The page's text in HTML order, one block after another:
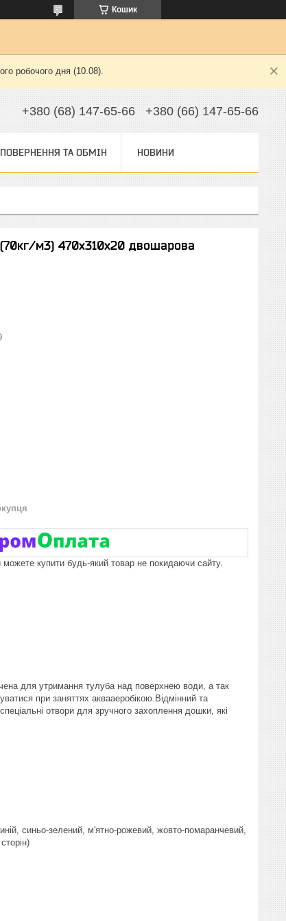
Кошик
робочого дня (10.08).
+380 (68) 147-65-66 +380 (66) 147-65-66
ПОВЕРНЕННЯ ТА ОБМІН НОВИНИ
м3) 470х310х20 двошарова
можете купити будь-який товар не покидаючи сайту.
для утримання тулуба над поверхнею води, а так
при заняттях аквааеробікою.Відмінний та
отвори для зручного захоплення дошки, які
синьо-зелений, м'ятно-рожевий, жовто-помаранчевий,